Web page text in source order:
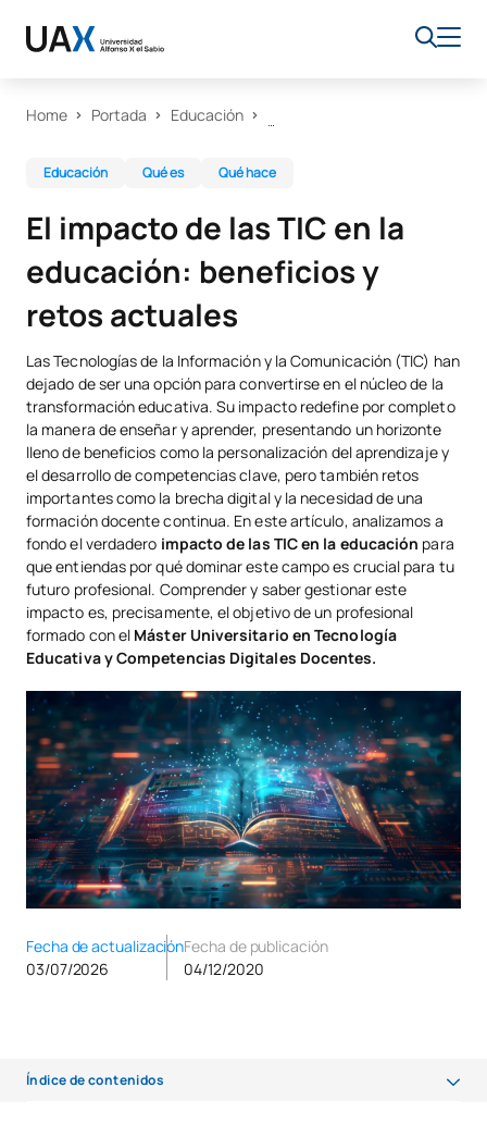
Home Portada Educación
Educación Qué es Qué hace
El impacto de las TIC en la
educación: beneficios y
retos actuales
Las Tecnologías de la Información y la Comunicación (TIC) han
dejado de ser una opción para convertirse en el núcleo de la
transformación educativa. Su impacto redefine por completo
la manera de enseñar y aprender, presentando un horizonte
lleno de beneficios como la personalización del aprendizaje y
el desarrollo de competencias clave, pero también retos
importantes como la brecha digital y la necesidad de una
formación docente continua. En este artículo, analizamos a
fondo el verdadero impacto de las TIC en la educación para
que entiendas por qué dominar este campo es crucial para tu
futuro profesional. Comprender y saber gestionar este
impacto es, precisamente, el objetivo de un profesional
formado con el Máster Universitario en Tecnología
Educativa y Competencias Digitales Docentes.
Fecha de actualización
03/07/2026
Fecha de publicación
04/12/2020
Índice de contenidos